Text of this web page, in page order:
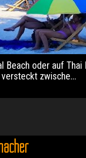
Beach oder auf Thai
zwische...